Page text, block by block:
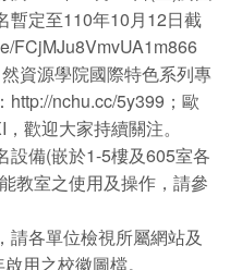
暫定至110年10月12日截
FCjMJu8VmvUA1m866
資源學院國際特色系列專
http://nchu.cc/5y399 ；歐
，歡迎大家持續關注。
設備(嵌於1-5樓及605室各
教室之使用及操作，請參
請各單位檢視所屬網站及
用之校徽圖檔。